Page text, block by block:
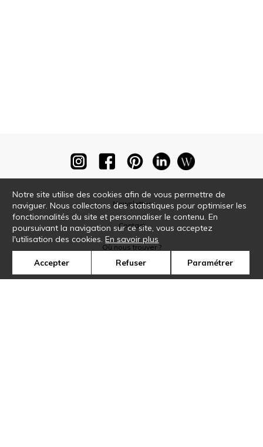
Newsletter
Contact
Où nous trouver ?
Notre site utilise des cookies afin de vous permettre de
naviguer. Nous collectons des statistiques pour optimiser les
fonctionnalités du site et personnaliser le contenu. En
poursuivant la navigation sur ce site, vous acceptez
l'utilisation des cookies.En savoir plus
Accepter Refuser Paramétrer